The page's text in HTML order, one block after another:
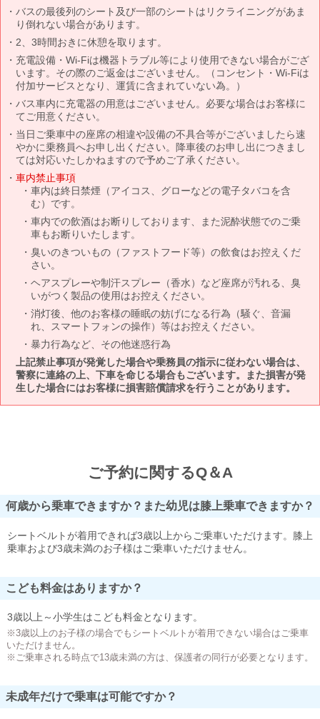
バスの最後列のシート及び一部のシートはリクライニングがあま
り倒れない場合があります。
2、3時間おきに休憩を取ります。
充電設備・Wi-Fiは機器トラブル等により使用できない場合がござ
います。その際のご返金はございません。（コンセント・Wi-Fiは
付加サービスとなり、運賃に含まれていない為。）
バス車内に充電器の用意はございません。必要な場合はお客様に
てご用意ください。
当日ご乗車中の座席の相違や設備の不具合等がございましたら速
やかに乗務員へお申し出ください。降車後のお申し出につきまし
ては対応いたしかねますので予めご了承ください。
車内禁止事項
車内は終日禁煙（アイコス、グローなどの電子タバコを含
む）です。
車内での飲酒はお断りしております、また泥酔状態でのご乗
車もお断りいたします。
臭いのきついもの（ファストフード等）の飲食はお控えくだ
さい。
ヘアスプレーや制汗スプレー（香水）など座席が汚れる、臭
いがつく製品の使用はお控えください。
消灯後、他のお客様の睡眠の妨げになる行為（騒ぐ、音漏
れ、スマートフォンの操作）等はお控えください。
暴力行為など、その他迷惑行為
上記禁止事項が発覚した場合や乗務員の指示に従わない場合は、
警察に連絡の上、下車を命じる場合もございます。また損害が発
生した場合にはお客様に損害賠償請求を行うことがあります。
ご予約に関するQ＆A
何歳から乗車できますか？また幼児は膝上乗車できますか？
シートベルトが着用できれば3歳以上からご乗車いただけます。膝上
乗車および3歳未満のお子様はご乗車いただけません。
こども料金はありますか？
3歳以上～小学生はこども料金となります。
※3歳以上のお子様の場合でもシートベルトが着用できない場合はご乗車
いただけません。
※ご乗車される時点で13歳未満の方は、保護者の同行が必要となります。
未成年だけで乗車は可能ですか？